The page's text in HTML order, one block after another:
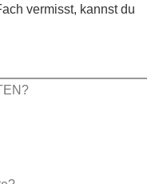
vermisst, kannst du